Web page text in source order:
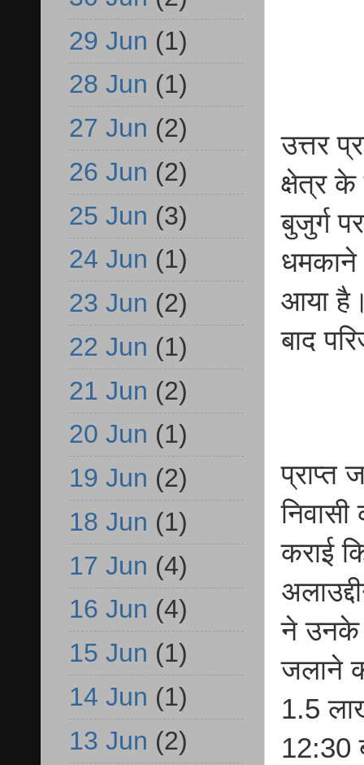
उत्तर
क्षेत्र के
बुजुर्ग
धमकाने
आया
बाद
प्राप्त
कराई
ने उनके
जलाने
1.5
12:30
29 Jun (1)
28 Jun (1)
27 Jun (2)
26 Jun (2)
25 Jun (3)
24 Jun (1)
23 Jun (2)
22 Jun (1)
21 Jun (2)
20 Jun (1)
19 Jun (2)
18 Jun (1)
17 Jun (4)
16 Jun (4)
15 Jun (1)
14 Jun (1)
13 Jun (2)